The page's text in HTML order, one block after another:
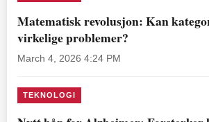
Matematisk revolusjon: Kan
virkelige problemer?
March 4, 2026 4:24 PM
TEKNOLOGI